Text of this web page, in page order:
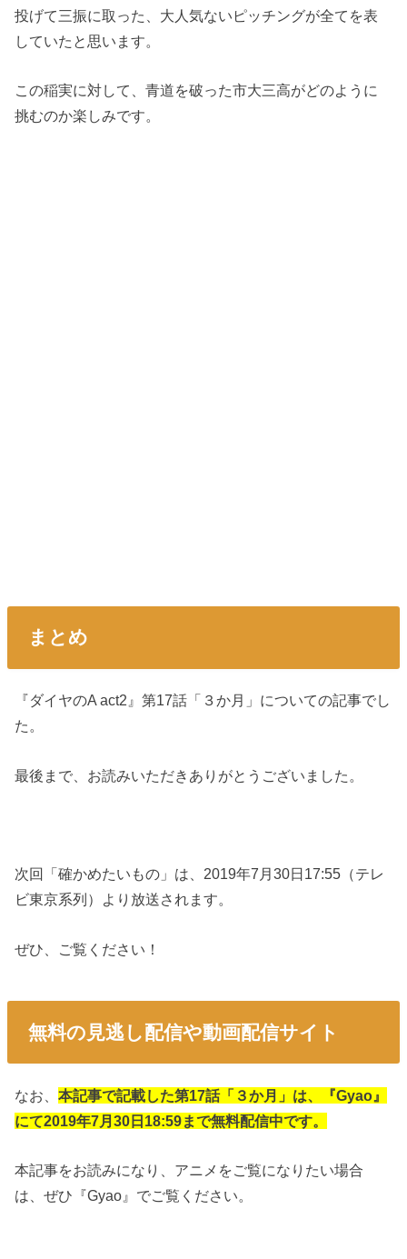
投げて三振に取った、大人気ないピッチングが全てを表
していたと思います。
この稲実に対して、青道を破った市大三高がどのように
挑むのか楽しみです。
まとめ
『ダイヤのA act2』第17話「３か月」についての記事でし
た。
最後まで、お読みいただきありがとうございました。
次回「確かめたいもの」は、2019年7月30日17:55（テレ
ビ東京系列）より放送されます。
ぜひ、ご覧ください！
無料の見逃し配信や動画配信サイト
なお、本記事で記載した第17話「３か月」は、『Gyao』
にて2019年7月30日18:59まで無料配信中です。
本記事をお読みになり、アニメをご覧になりたい場合
は、ぜひ『Gyao』でご覧ください。